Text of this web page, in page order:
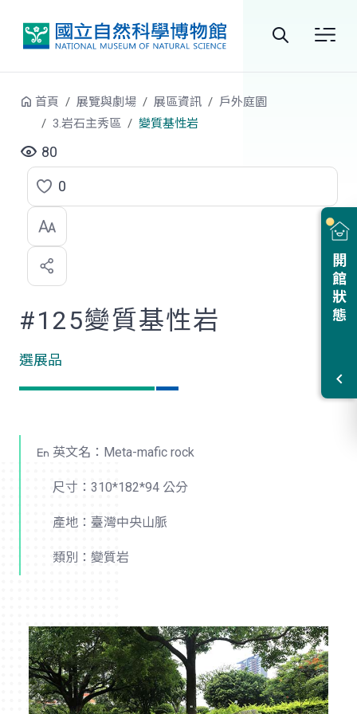
開館狀態
首頁 展覽與劇場 展區資訊
戶外庭園
3.岩石主秀區
變質基性岩
80
點
選
喜
歡
0
#125變質基性岩
選展品
英文名：Meta-mafic rock
尺寸：310*182*94 公分
產地：臺灣中央山脈
類別：變質岩